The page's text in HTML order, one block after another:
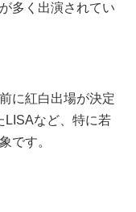
多く出演されてい
に紅白出場が決定
LISAなど、特に若
です。